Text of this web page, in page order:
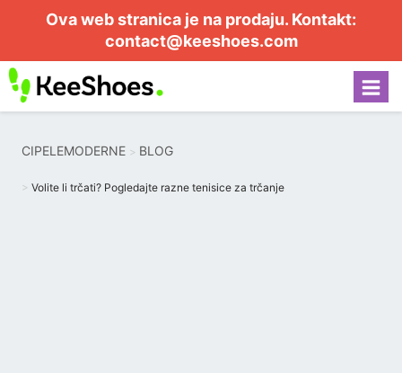
Ova web stranica je na prodaju. Kontakt:
contact@keeshoes.com
CIPELEMODERNE BLOG
Volite li trčati? Pogledajte razne tenisice za trčanje